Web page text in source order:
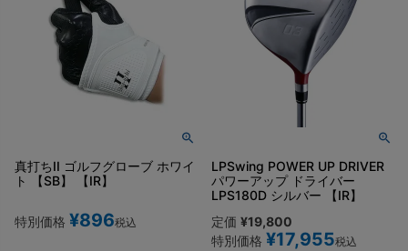
真打ちII ゴルフグローブ ホワイ
ト 【SB】 【IR】
特別価格 ¥896税込
LPSwing POWER UP DRIVER
パワーアップ ドライバー
LPS180D シルバー 【IR】
定価 ¥19,800
特別価格 ¥17,955税込